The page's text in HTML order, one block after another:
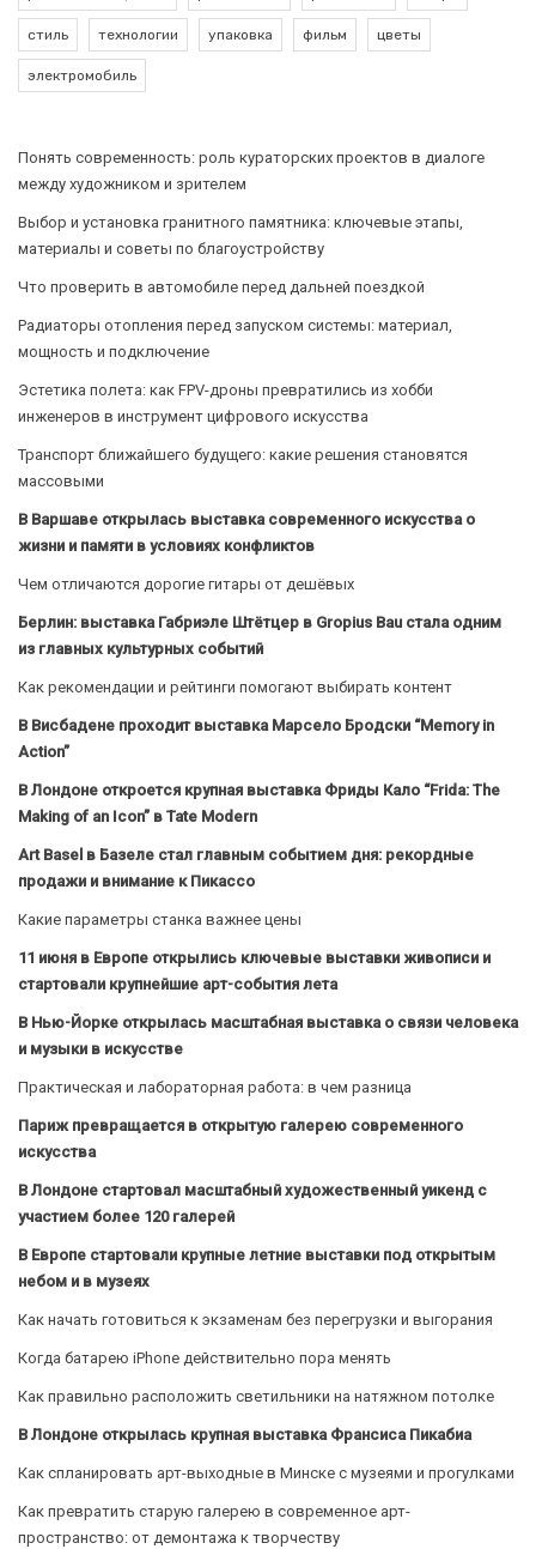
стиль технологии упаковка фильм цветы
электромобиль
Понять современность: роль кураторских проектов в диалоге
между художником и зрителем
Выбор и установка гранитного памятника: ключевые этапы,
материалы и советы по благоустройству
Что проверить в автомобиле перед дальней поездкой
Радиаторы отопления перед запуском системы: материал,
мощность и подключение
Эстетика полета: как FPV-дроны превратились из хобби
инженеров в инструмент цифрового искусства
Транспорт ближайшего будущего: какие решения становятся
массовыми
В Варшаве открылась выставка современного искусства о
жизни и памяти в условиях конфликтов
Чем отличаются дорогие гитары от дешёвых
Берлин: выставка Габриэле Штётцер в Gropius Bau стала одним
из главных культурных событий
Как рекомендации и рейтинги помогают выбирать контент
В Висбадене проходит выставка Марсело Бродски “Memory in
Action”
В Лондоне откроется крупная выставка Фриды Кало “Frida: The
Making of an Icon” в Tate Modern
Art Basel в Базеле стал главным событием дня: рекордные
продажи и внимание к Пикассо
Какие параметры станка важнее цены
11 июня в Европе открылись ключевые выставки живописи и
стартовали крупнейшие арт-события лета
В Нью-Йорке открылась масштабная выставка о связи человека
и музыки в искусстве
Практическая и лабораторная работа: в чем разница
Париж превращается в открытую галерею современного
искусства
В Лондоне стартовал масштабный художественный уикенд с
участием более 120 галерей
В Европе стартовали крупные летние выставки под открытым
небом и в музеях
Как начать готовиться к экзаменам без перегрузки и выгорания
Когда батарею iPhone действительно пора менять
Как правильно расположить светильники на натяжном потолке
В Лондоне открылась крупная выставка Франсиса Пикабиа
Как спланировать арт-выходные в Минске с музеями и прогулками
Как превратить старую галерею в современное арт-
пространство: от демонтажа к творчеству